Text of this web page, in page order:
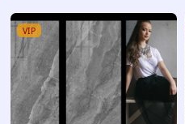
VIP